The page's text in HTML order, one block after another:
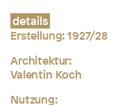
details
Erstellung: 1927/28
Architektur:
Valentin Koch
Nutzung: